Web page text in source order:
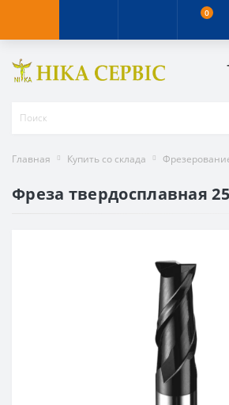
0
Главная Купить со склада
Фреза твердосплавная